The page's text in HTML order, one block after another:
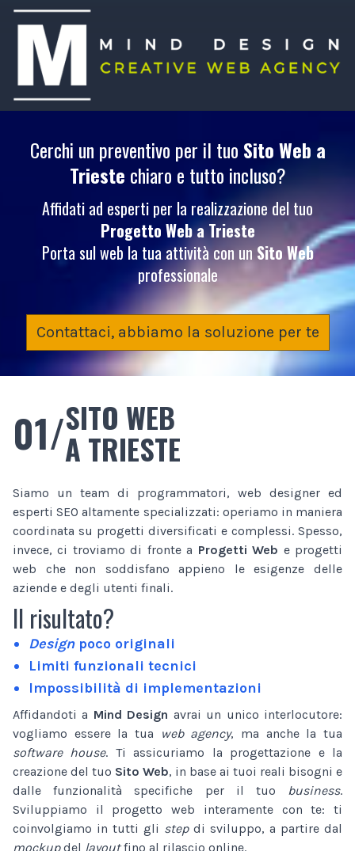
Cerchi un preventivo per il tuo Sito Web a
Trieste chiaro e tutto incluso?
Affidati ad esperti per la realizzazione del tuo
Progetto Weba Trieste
Porta sul web la tua attività con unSito Web
professionale
Contattaci, abbiamo la soluzione per te
01/SITO WEB
A TRIESTE
Siamo un team di programmatori, web designer ed
esperti SEO altamente specializzati: operiamo in maniera
coordinata su progetti diversificati e complessi. Spesso,
invece, ci troviamo di fronte a Progetti Web e progetti
web che non soddisfano appieno le esigenze delle
aziende e degli utenti finali.
Il risultato?
Designpoco originali
Limiti funzionali tecnici
Impossibilità di implementazioni
Affidandoti a Mind Design avrai un unico interlocutore:
vogliamo essere la tua
web agency, ma anche la tua
software house. Ti assicuriamo la progettazione e la
creazione del tuo Sito Web, in base ai tuoi reali bisogni e
dalle funzionalità specifiche per il tuo
business.
Sviluppiamo il progetto web interamente con te: ti
coinvolgiamo in tutti gli stepdi sviluppo, a partire dal
mockupdel layoutfino al rilascio online.